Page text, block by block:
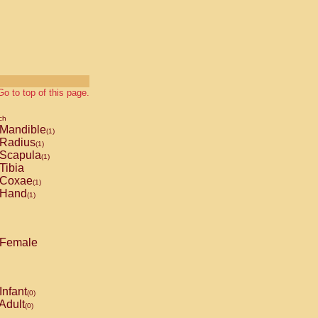
to top of this page.
Mandible(1)
Radius(1)
Scapula(1)
Tibia
Coxae(1)
Hand(1)
Female
Infant(0)
(0)